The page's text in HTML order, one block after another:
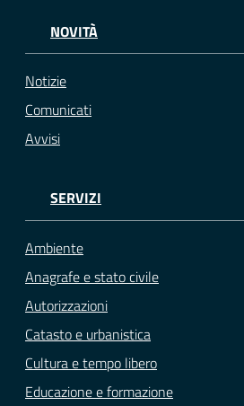
NOVITÀ
Notizie
Comunicati
Avvisi
SERVIZI
Ambiente
Anagrafe e stato civile
Autorizzazioni
Catasto e urbanistica
Cultura e tempo libero
Educazione e formazione